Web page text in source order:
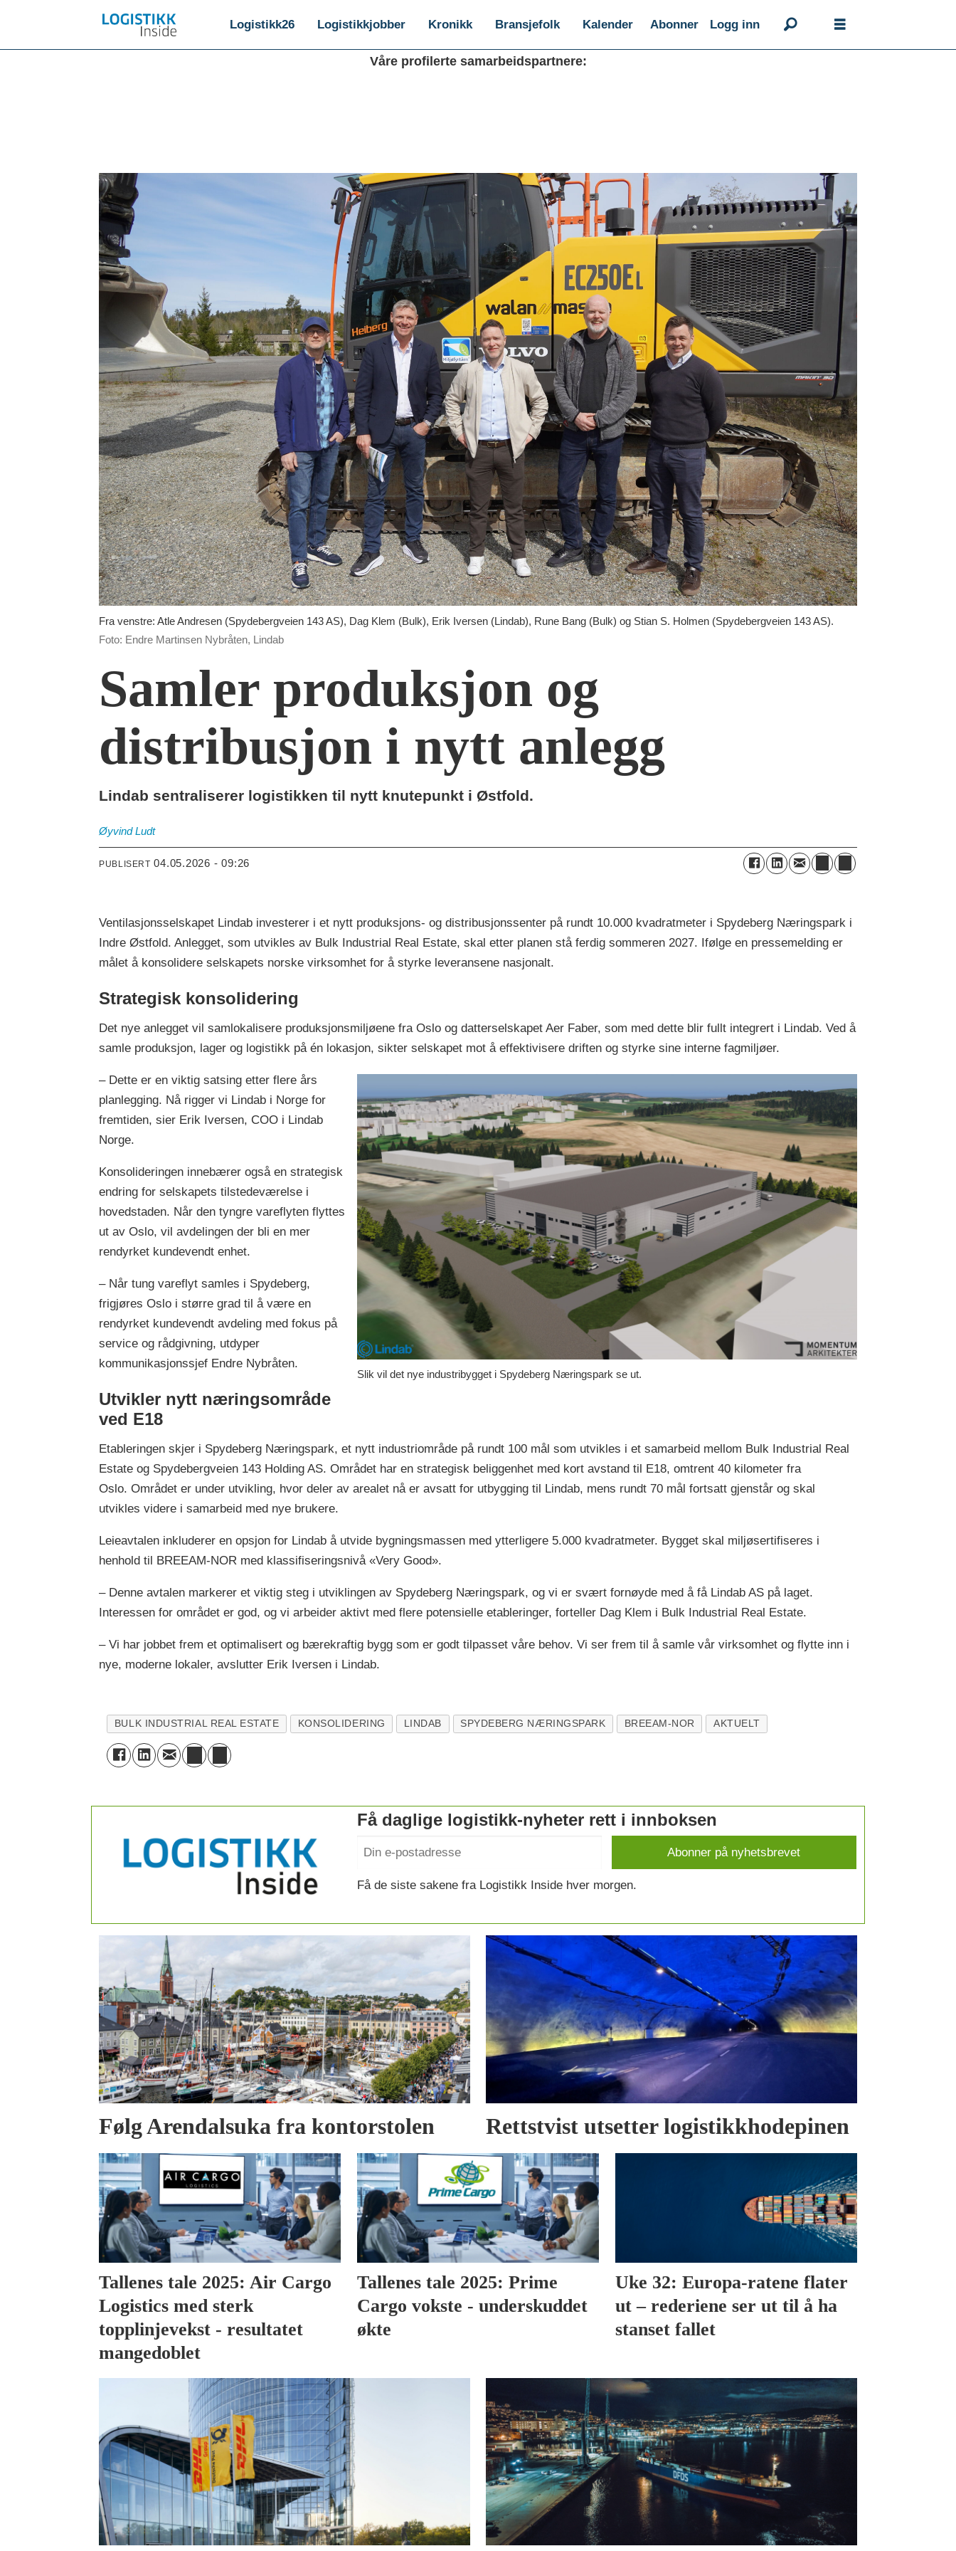
Logistikk26 Logistikkjobber Kronikk Bransjefolk Kalender Abonner Logg inn
Våre profilerte samarbeidspartnere:
Fra venstre: Atle Andresen (Spydebergveien 143 AS), Dag Klem (Bulk), Erik Iversen (Lindab), Rune Bang (Bulk) og Stian S. Holmen (Spydebergveien 143 AS).
Foto: Endre Martinsen Nybråten, Lindab
Samler produksjon og
distribusjon i nytt anlegg
Lindab sentraliserer logistikken til nytt knutepunkt i Østfold.
Øyvind Ludt
PUBLISERT 04.05.2026 - 09:26
Ventilasjonsselskapet Lindab investerer i et nytt produksjons- og distribusjonssenter på rundt 10.000 kvadratmeter i Spydeberg Næringspark i
Indre Østfold. Anlegget, som utvikles av Bulk Industrial Real Estate, skal etter planen stå ferdig sommeren 2027. Ifølge en pressemelding er
målet å konsolidere selskapets norske virksomhet for å styrke leveransene nasjonalt.
Strategisk konsolidering
Det nye anlegget vil samlokalisere produksjonsmiljøene fra Oslo og datterselskapet Aer Faber, som med dette blir fullt integrert i Lindab. Ved å
samle produksjon, lager og logistikk på én lokasjon, sikter selskapet mot å effektivisere driften og styrke sine interne fagmiljøer.
Slik vil det nye industribygget i Spydeberg Næringspark se ut.
– Dette er en viktig satsing etter flere års
planlegging. Nå rigger vi Lindab i Norge for
fremtiden, sier Erik Iversen, COO i Lindab
Norge.
Konsolideringen innebærer også en strategisk
endring for selskapets tilstedeværelse i
hovedstaden. Når den tyngre vareflyten flyttes
ut av Oslo, vil avdelingen der bli en mer
rendyrket kundevendt enhet.
– Når tung vareflyt samles i Spydeberg,
frigjøres Oslo i større grad til å være en
rendyrket kundevendt avdeling med fokus på
service og rådgivning, utdyper
kommunikasjonssjef Endre Nybråten.
Utvikler nytt næringsområde
ved E18
Etableringen skjer i Spydeberg Næringspark, et nytt industriområde på rundt 100 mål som utvikles i et samarbeid mellom Bulk Industrial Real
Estate og Spydebergveien 143 Holding AS. Området har en strategisk beliggenhet med kort avstand til E18, omtrent 40 kilometer fra
Oslo. Området er under utvikling, hvor deler av arealet nå er avsatt for utbygging til Lindab, mens rundt 70 mål fortsatt gjenstår og skal
utvikles videre i samarbeid med nye brukere.
Leieavtalen inkluderer en opsjon for Lindab å utvide bygningsmassen med ytterligere 5.000 kvadratmeter. Bygget skal miljøsertifiseres i
henhold til BREEAM-NOR med klassifiseringsnivå «Very Good».
– Denne avtalen markerer et viktig steg i utviklingen av Spydeberg Næringspark, og vi er svært fornøyde med å få Lindab AS på laget.
Interessen for området er god, og vi arbeider aktivt med flere potensielle etableringer, forteller Dag Klem i Bulk Industrial Real Estate.
– Vi har jobbet frem et optimalisert og bærekraftig bygg som er godt tilpasset våre behov. Vi ser frem til å samle vår virksomhet og flytte inn i
nye, moderne lokaler, avslutter Erik Iversen i Lindab.
BULK INDUSTRIAL REAL ESTATE KONSOLIDERING LINDAB SPYDEBERG NÆRINGSPARK BREEAM-NOR AKTUELT
Få daglige logistikk-nyheter rett i innboksen
Få de siste sakene fra Logistikk Inside hver morgen.
Følg Arendalsuka fra kontorstolen Rettstvist utsetter logistikkhodepinen
Tallenes tale 2025: Air Cargo
Logistics med sterk
topplinjevekst - resultatet
mangedoblet
Tallenes tale 2025: Prime
Cargo vokste - underskuddet
økte
Uke 32: Europa-ratene flater
ut – rederiene ser ut til å ha
stanset fallet